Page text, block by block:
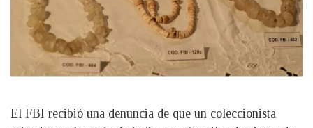
El FBI recibió una denuncia de que un coleccionista